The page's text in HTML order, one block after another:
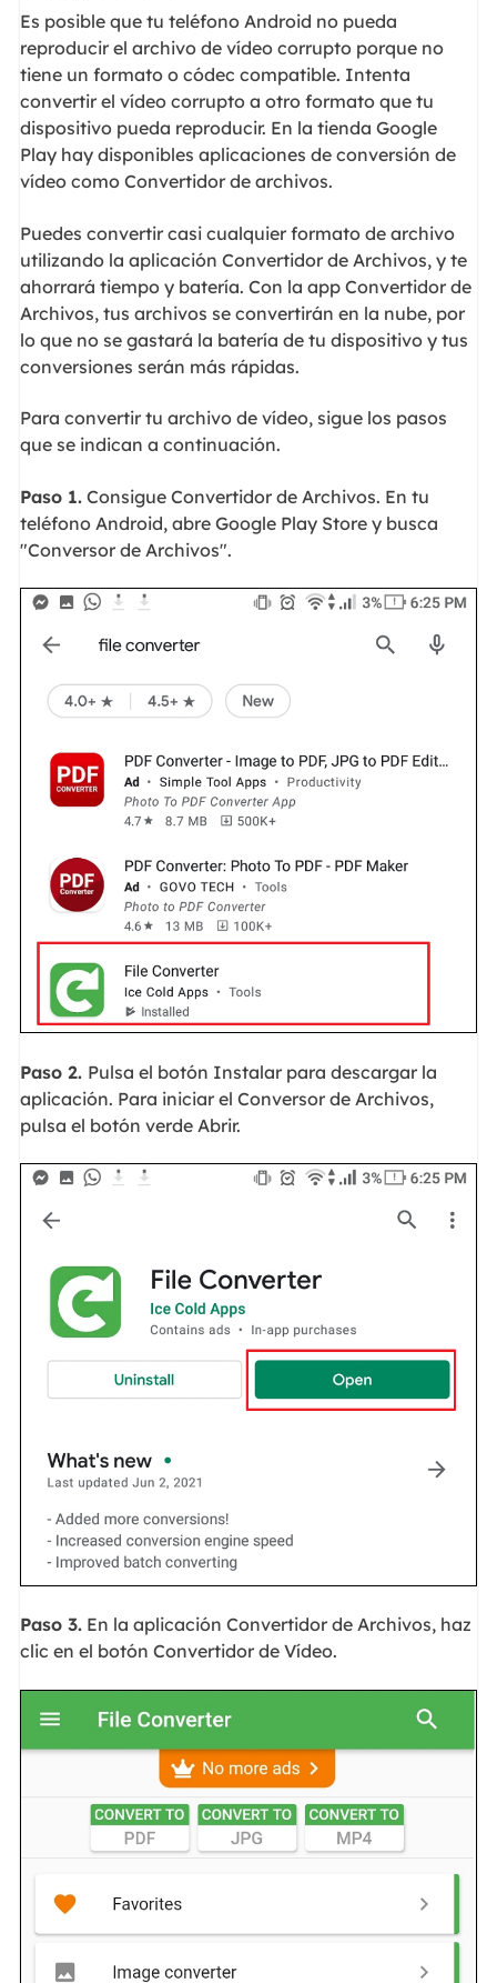
Es posible que tu teléfono Android no pueda
reproducir el archivo de vídeo corrupto porque no
tiene un formato o códec compatible. Intenta
convertir el vídeo corrupto a otro formato que tu
dispositivo pueda reproducir. En la tienda Google
Play hay disponibles aplicaciones de conversión de
vídeo como Convertidor de archivos.
Puedes convertir casi cualquier formato de archivo
utilizando la aplicación Convertidor de Archivos, y te
ahorrará tiempo y batería. Con la app Convertidor de
Archivos, tus archivos se convertirán en la nube, por
lo que no se gastará la batería de tu dispositivo y tus
conversiones serán más rápidas.
Para convertir tu archivo de vídeo, sigue los pasos
que se indican a continuación.
Paso 1.Consigue Convertidor de Archivos. En tu
teléfono Android, abre Google Play Store y busca
"Conversor de Archivos".
Paso 2. Pulsa el botón Instalar para descargar la
aplicación. Para iniciar el Conversor de Archivos,
pulsa el botón verde Abrir.
Paso 3.En la aplicación Convertidor de Archivos, haz
clic en el botón Convertidor de Vídeo.